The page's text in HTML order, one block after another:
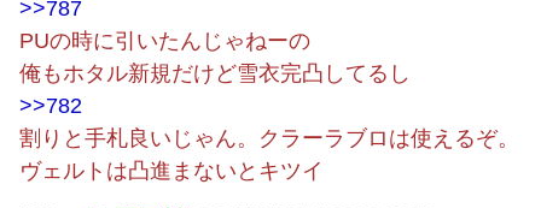
>>787
PUの時に引いたんじゃねーの
俺もホタル新規だけど雪衣完凸してるし
>>782
割りと手札良いじゃん。クラーラブロは使えるぞ。
ヴェルトは凸進まないとキツイ